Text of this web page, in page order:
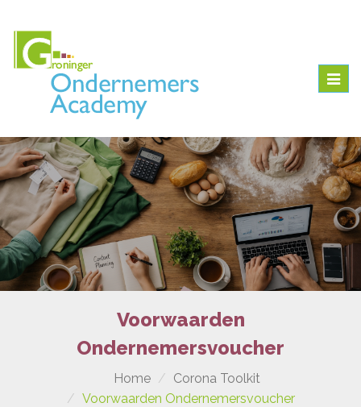
Voorwaarden
Ondernemersvoucher
Home
Corona Toolkit
Voorwaarden Ondernemersvoucher